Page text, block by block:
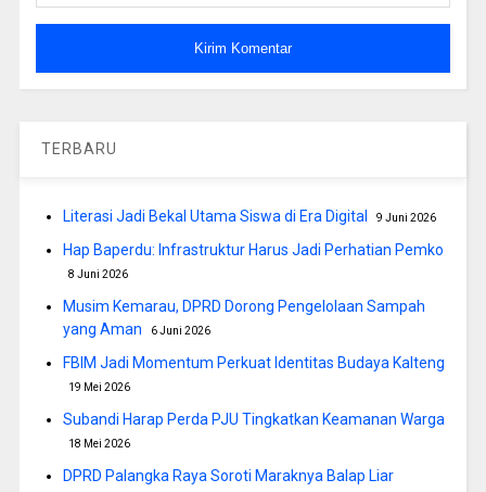
TERBARU
Literasi Jadi Bekal Utama Siswa di Era Digital 9 Juni 2026
Hap Baperdu: Infrastruktur Harus Jadi Perhatian Pemko
8 Juni 2026
Musim Kemarau, DPRD Dorong Pengelolaan Sampah
yang Aman
6 Juni 2026
FBIM Jadi Momentum Perkuat Identitas Budaya Kalteng
19 Mei 2026
Subandi Harap Perda PJU Tingkatkan Keamanan Warga
18 Mei 2026
DPRD Palangka Raya Soroti Maraknya Balap Liar